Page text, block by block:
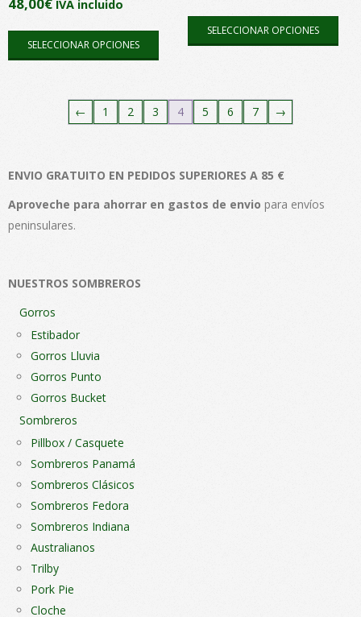
producto
IVA incluido
SELECCIONAR OPCIONES
Este
variantes.
se
pueden
SELECCIONAR OPCIONES
Este
← 1 2 3 4 5 6 7 →
ENVIO GRATUITO EN PEDIDOS SUPERIORES A 85 €
Aproveche para ahorrar en gastos de envio para envíos
peninsulares.
NUESTROS SOMBREROS
Gorros
Estibador
Gorros Lluvia
Gorros Punto
Gorros Bucket
Sombreros
Pillbox / Casquete
Sombreros Panamá
Sombreros Clásicos
Sombreros Fedora
Sombreros Indiana
Australianos
Trilby
Pork Pie
Cloche